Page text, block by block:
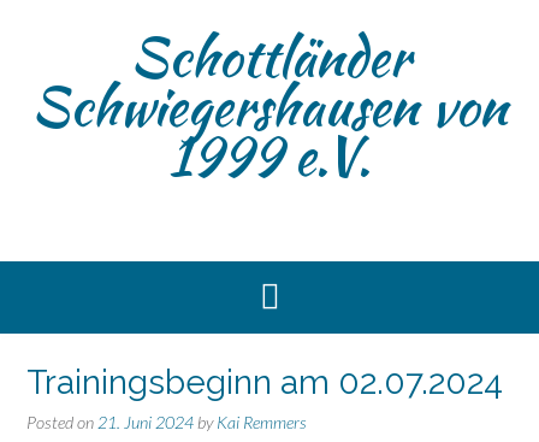
Schottländer
Schwiegershausen von
1999 e.V.
auf den Seiten der Schottländer
Schwiegershausen von 1999 e.V.
auf den Seiten der Schottländer
Schwiegershausen von 1999 e.V.
auf den Seiten der Schottländer
Schwiegershausen von 1999 e.V.
auf den Seiten der Schottländer
Schwiegershausen von 1999 e.V.
Trainingsbeginn am 02.07.2024
Posted on 21. Juni 2024 byKai Remmers